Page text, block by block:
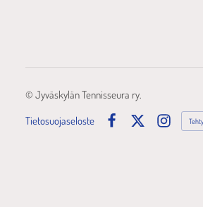
© Jyväskylän Tennisseura ry.
Tietosuojaseloste
Facebook
Instagram